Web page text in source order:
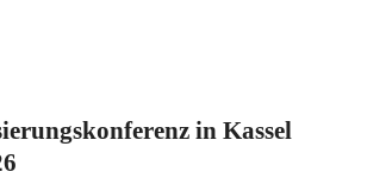
in Kassel